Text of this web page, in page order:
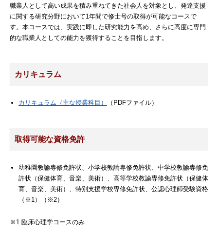
職業人として高い成果を積み重ねてきた社会人を対象とし、発達支援
に関する研究分野において1年間で修士号の取得が可能なコースで
す。本コースでは、実践に即した研究能力を高め、さらに高度に専門
的な職業人としての能力を獲得することを目指します。
カリキュラム
カリキュラム（主な授業科目） （PDFファイル）
取得可能な資格免許
幼稚園教諭専修免許状、小学校教諭専修免許状、中学校教諭専修免
許状（保健体育、音楽、美術）、高等学校教諭専修免許状（保健体
育、音楽、美術）、特別支援学校専修免許状、公認心理師受験資格
（※1）（※2）
※1 臨床心理学コースのみ